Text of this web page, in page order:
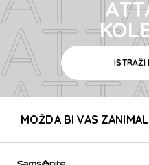
ISTRAŽI
MOŽDA BI VAS